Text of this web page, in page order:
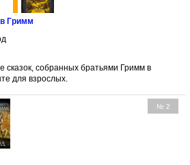
Гримм
сказок, собранных братьями Гримм в
для взрослых.
№ 2